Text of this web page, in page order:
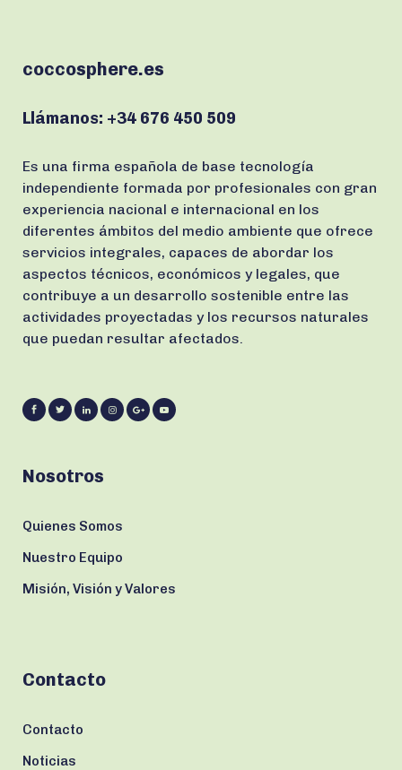
coccosphere.es
Llámanos: +34 676 450 509
Es una firma española de base tecnología
independiente formada por profesionales con gran
experiencia nacional e internacional en los
diferentes ámbitos del medio ambiente que ofrece
servicios integrales, capaces de abordar los
aspectos técnicos, económicos y legales, que
contribuye a un desarrollo sostenible entre las
actividades proyectadas y los recursos naturales
que puedan resultar afectados.
Nosotros
Quienes Somos
Nuestro Equipo
Misión, Visión y Valores
Contacto
Contacto
Noticias